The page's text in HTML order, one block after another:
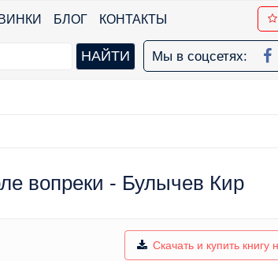
БЛОГ КОНТАКТЫ
Мы в соцсетях:
вопреки - Булычев Кир
Скачать и купить книгу